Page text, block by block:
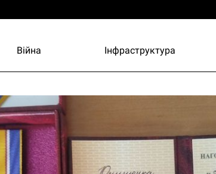
Війна Інфраструктура